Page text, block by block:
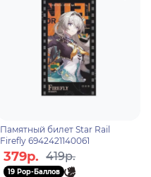
Памятный билет Star Rail
Firefly 6942421140061
379р. 419р.
19 Pop-Баллов